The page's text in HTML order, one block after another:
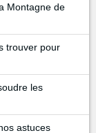
Montagne de
trouver pour
les
astuces